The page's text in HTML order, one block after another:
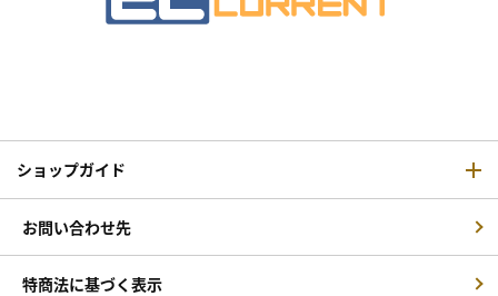
ショップガイド
お問い合わせ先
特商法に基づく表示